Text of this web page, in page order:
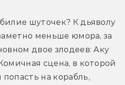
шуточек? К дьяволу
меньше юмора, за
двое злодеев: Аку
сцена, в которой
на корабль,